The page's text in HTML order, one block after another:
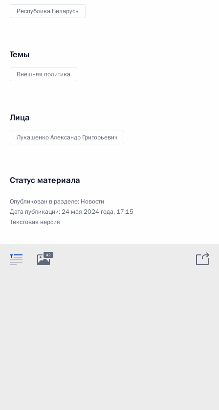
Республика Беларусь
Темы
Внешняя политика
Лица
Лукашенко Александр Григорьевич
Статус материала
Опубликован в разделе: Новости
Дата публикации:24 мая 2024 года, 17:15
Текстовая версия
42